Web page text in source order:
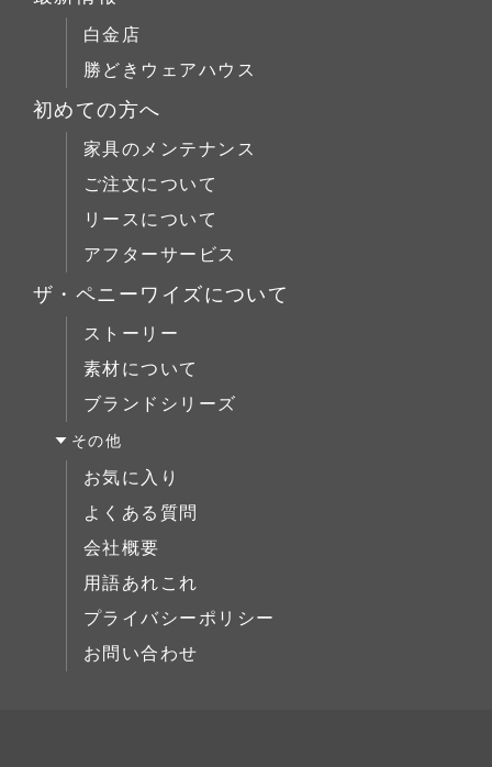
チェア
キャビネット
コーヒーテーブル
ローボード
チェスト
ブックケース
デスク
ベッド
ミラー/スモールアイテム
サイドボード
展示中
チェリー材
テーブルS
テーブルM
テーブルL
ブックケース
デスク
ベッド
ミラー/スモールアイテム
サイドボード
展示中
白金店
勝どきウェアハウス
初めての方へ
家具のメンテナンス
ご注文について
リースについて
アフターサービス
ザ・ペニーワイズについて
ストーリー
素材について
ブランドシリーズ
その他
お気に入り
よくある質問
会社概要
用語あれこれ
プライバシーポリシー
お問い合わせ